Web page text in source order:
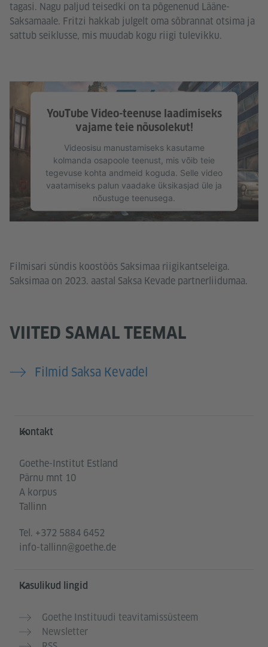
tagasi. Nagu paljud teisedki on ta põgenenud Lääne-
Saksamaale. Fritzi hakkab julgelt oma sõbrannat otsima ja
sattub seiklusse, mis muudab kogu riigi tulevikku.
YouTube Video-teenuse laadimiseks
vajame teie nõusolekut!
Videosisu manustamiseks kasutame
kolmanda osapoole teenust, mis võib teie
tegevuse kohta andmeid koguda. Selle video
vaatamiseks palun vaadake üksikasjad üle ja
nõustuge teenusega.
Filmisari sündis koostöös Saksimaa riigikantseleiga.
Saksimaa on 2023. aastal Saksa Kevade partnerliidumaa.
VIITED SAMAL TEEMAL
Filmid Saksa Kevadel
Service- und Informationsbereich
Kontakt
Goethe-Institut Estland
Pärnu mnt 10
A korpus
Tallinn
Tel. +372 5884 6452
info-tallinn@goethe.de
Kasulikud lingid
Goethe Instituudi teavitamissüsteem
Newsletter